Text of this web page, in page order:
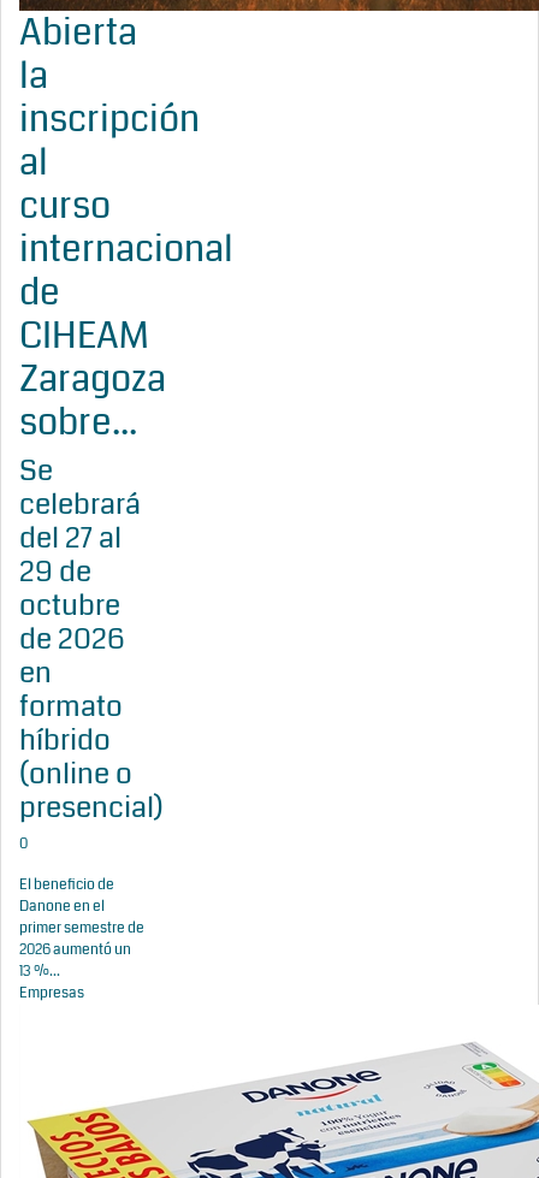
Abierta
la
inscripción
al
curso
internacional
de
CIHEAM
Zaragoza
sobre...
Se
celebrará
del 27 al
29 de
octubre
de 2026
en
formato
híbrido
(online o
presencial)
0
El beneficio de
Danone en el
primer semestre de
2026 aumentó un
13 %...
Empresas